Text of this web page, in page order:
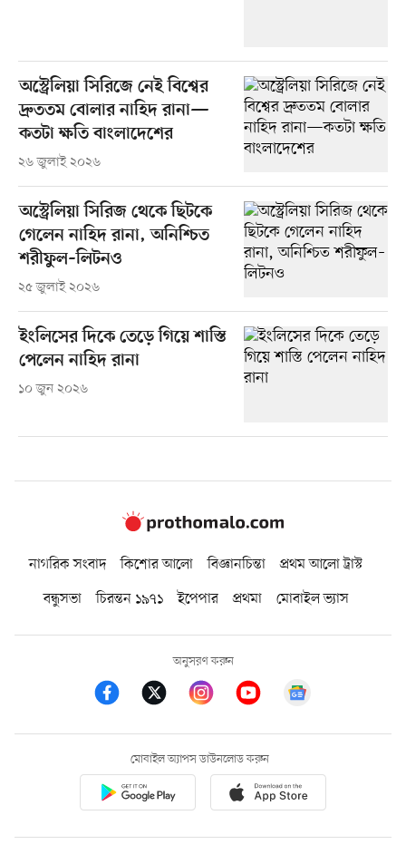
অস্ট্রেলিয়া সিরিজে নেই বিশ্বের
দ্রুততম বোলার নাহিদ রানা—
কতটা ক্ষতি বাংলাদেশের
২৬ জুলাই ২০২৬
অস্ট্রেলিয়া সিরিজ থেকে ছিটকে
গেলেন নাহিদ রানা, অনিশ্চিত
শরীফুল–লিটনও
২৫ জুলাই ২০২৬
ইংলিসের দিকে তেড়ে গিয়ে শাস্তি
পেলেন নাহিদ রানা
১০ জুন ২০২৬
নাগরিক সংবাদ কিশোর আলো বিজ্ঞানচিন্তা
প্রথম আলো ট্রাস্ট
বন্ধুসভা
চিরন্তন ১৯৭১ ইপেপার প্রথমা মোবাইল ভ্যাস
অনুসরণ করুন
মোবাইল অ্যাপস ডাউনলোড করুন